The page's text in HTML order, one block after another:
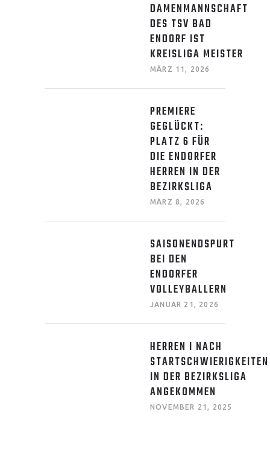
DAMENMANNSCHAFT
DES TSV BAD
ENDORF IST
KREISLIGA MEISTER
MÄRZ 11, 2026
PREMIERE
GEGLÜCKT:
PLATZ 6 FÜR
DIE ENDORFER
HERREN IN DER
BEZIRKSLIGA
MÄRZ 8, 2026
SAISONENDSPURT
BEI DEN
ENDORFER
VOLLEYBALLERN
JANUAR 21, 2026
HERREN I NACH
STARTSCHWIERIGKEITEN
IN DER BEZIRKSLIGA
ANGEKOMMEN
NOVEMBER 21, 2025